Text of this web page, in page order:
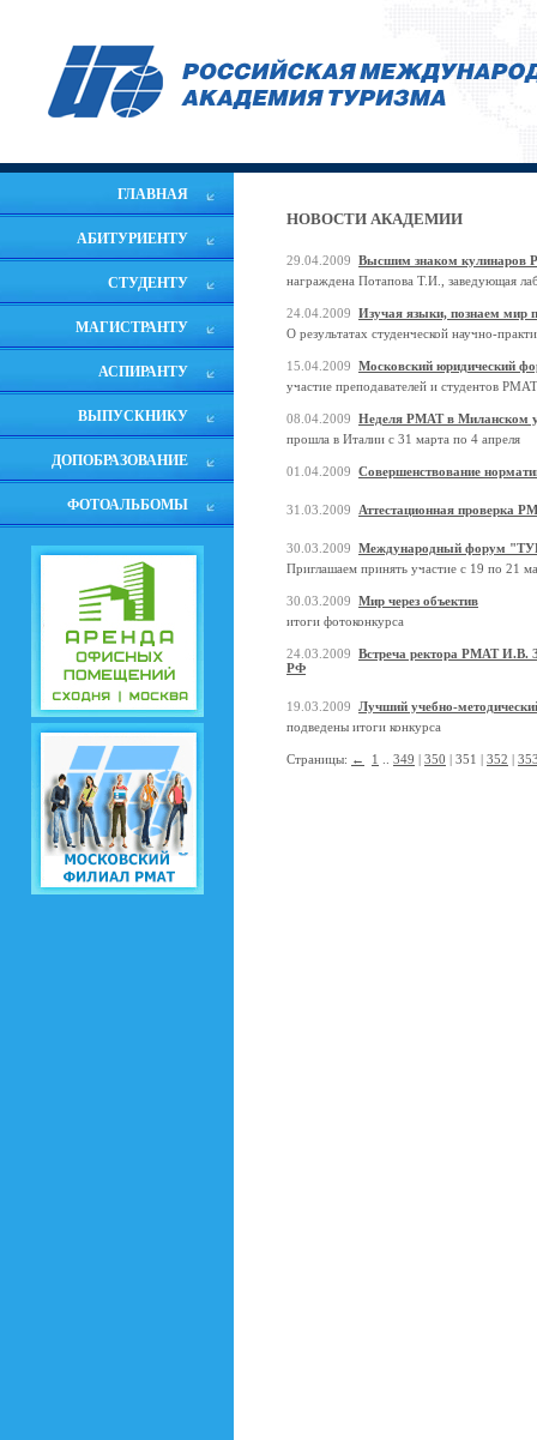
ГЛАВНАЯ
АБИТУРИЕНТУ
СТУДЕНТУ
МАГИСТРАНТУ
АСПИРАНТУ
ВЫПУСКНИКУ
ДОПОБРАЗОВАНИЕ
ФОТОАЛЬБОМЫ
НОВОСТИ АКАДЕМИИ
29.04.2009 Высшим знаком кулинаров
награждена Потапова Т.И., заведующая
24.04.2009 Изучая языки, познаем мир
О результатах студенческой научно-
15.04.2009 Московский юридический
участие преподавателей и студентов РМАТ
08.04.2009 Неделя РМАТ в Миланском
прошла в Италии с 31 марта по 4 апреля
01.04.2009 Совершенствование
31.03.2009 Аттестационная проверка
30.03.2009 Международный форум
Приглашаем принять участие с 19 по 21
30.03.2009 Мир через объектив
итоги фотоконкурса
24.03.2009 Встреча ректора РМАТ И.В.
РФ
19.03.2009 Лучший учебно-
подведены итоги конкурса
Страницы: ← 1 349 | 350 | 351 | 352 |